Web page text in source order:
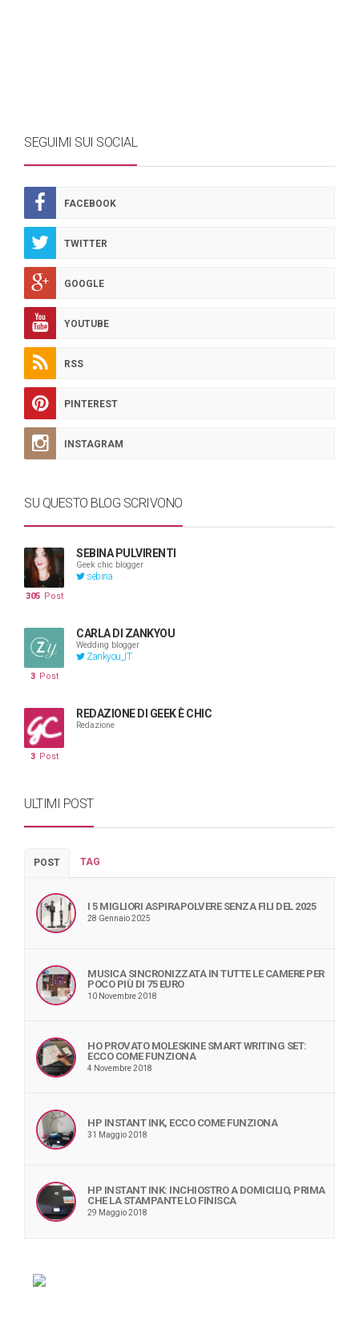
SEGUIMI SUI SOCIAL
FACEBOOK
TWITTER
GOOGLE
YOUTUBE
RSS
PINTEREST
INSTAGRAM
SU QUESTO BLOG SCRIVONO
SEBINA PULVIRENTI
Geek chic blogger
sebina
305 Post
CARLA DI ZANKYOU
Wedding blogger
Zankyou_IT
3 Post
REDAZIONE DI GEEK È CHIC
Redazione
3 Post
ULTIMI POST
POST TAG
I 5 MIGLIORI ASPIRAPOLVERE SENZA FILI DEL 2025
28 Gennaio 2025
MUSICA SINCRONIZZATA IN TUTTE LE CAMERE PER
POCO PIÙ DI 75 EURO
10 Novembre 2018
HO PROVATO MOLESKINE SMART WRITING SET:
ECCO COME FUNZIONA
4 Novembre 2018
HP INSTANT INK, ECCO COME FUNZIONA
31 Maggio 2018
HP INSTANT INK: INCHIOSTRO A DOMICILIO, PRIMA
CHE LA STAMPANTE LO FINISCA
29 Maggio 2018